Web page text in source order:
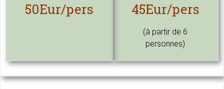
50Eur/pers 45Eur/pers
(à partir de 6
personnes)